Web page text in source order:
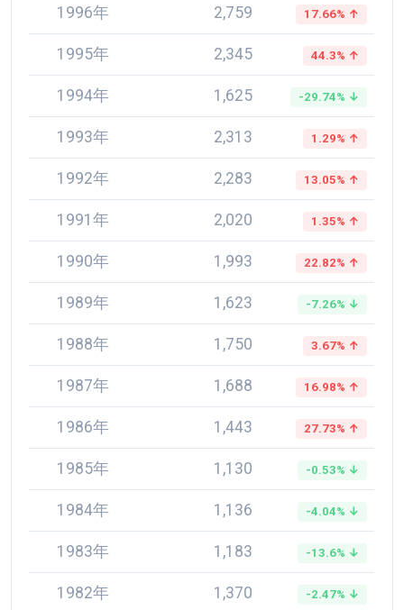
1996年 2,759 17.66% ↑
1995年 2,345 44.3% ↑
1994年 1,625 -29.74% ↓
1993年 2,313 1.29% ↑
1992年 2,283 13.05% ↑
1991年 2,020 1.35% ↑
1990年 1,993 22.82% ↑
1989年 1,623 -7.26% ↓
1988年 1,750 3.67% ↑
1987年 1,688 16.98% ↑
1986年 1,443 27.73% ↑
1985年 1,130 -0.53% ↓
1984年 1,136 -4.04% ↓
1983年 1,183 -13.6% ↓
1982年 1,370 -2.47% ↓